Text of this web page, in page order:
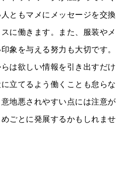
ともマメにメッセージを交換
に働きます。また、服装やメ
象を与える努力も大切です。
は欲しい情報を引き出すだけ
立てるよう働くことも怠らな
地悪されやすい点には注意が
ごとに発展するかもしれませ